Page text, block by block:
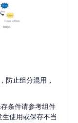
防止组分混用，
条件请参考组件
使用或保存不当